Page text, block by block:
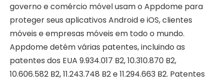
governo e comércio móvel usam o Appdome para
proteger seus aplicativos Android e iOS, clientes
móveis e empresas móveis em todo o mundo.
Appdome detém várias patentes, incluindo as
patentes dos EUA 9.934.017 B2, 10.310.870 B2,
10.606.582 B2, 11.243.748 B2 e 11.294.663 B2. Patentes